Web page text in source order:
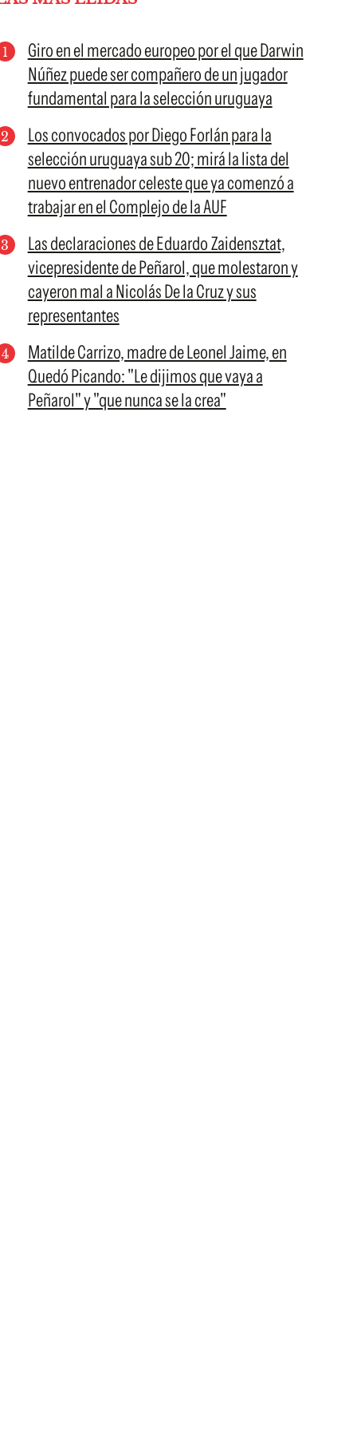
Giro en el mercado europeo por el que Darwin
Núñez puede ser compañero de un jugador
fundamental para la selección uruguaya
Los convocados por Diego Forlán para la
selección uruguaya sub 20; mirá la lista del
nuevo entrenador celeste que ya comenzó a
trabajar en el Complejo de la AUF
Las declaraciones de Eduardo Zaidensztat,
vicepresidente de Peñarol, que molestaron y
cayeron mal a Nicolás De la Cruz y sus
representantes
Matilde Carrizo, madre de Leonel Jaime, en
Quedó Picando: "Le dijimos que vaya a
Peñarol" y "que nunca se la crea"